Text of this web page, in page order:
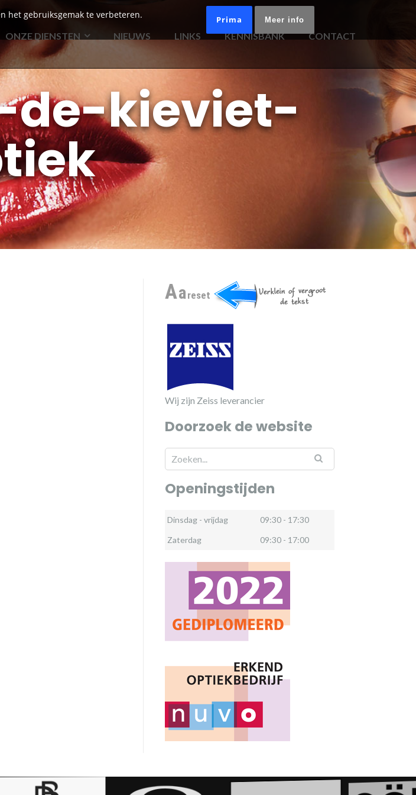
het gebruiksgemak te verbeteren. Prima Meer info
ONZE DIENSTEN NIEUWS LINKS KENNISBANK CONTACT
de-kieviet-
Aareset
Wij zijn Zeiss leverancier
Doorzoek de website
Openingstijden
Dinsdag - vrijdag
09:30 - 17:30
Zaterdag
09:30 - 17:00